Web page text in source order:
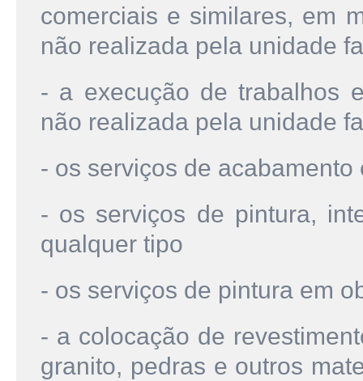
comerciais e similares, em
não realizada pela unidade
- a execução de trabalhos
não realizada pela unidade
- os serviços de
- os serviços de pintura,
qualquer tipo
- os serviços de pintura em
- a colocação de
granito, pedras e outros